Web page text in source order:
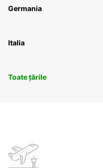
Germania
Italia
Toate țările